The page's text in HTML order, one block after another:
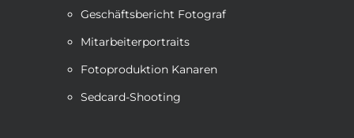
Geschäftsbericht Fotograf
Mitarbeiterportraits
Fotoproduktion Kanaren
Sedcard-Shooting